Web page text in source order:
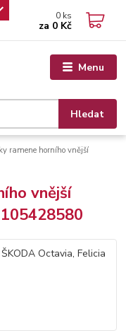
Menu
Hledat
0 ks
za 0 Kč
ramene horního vnější
vnější